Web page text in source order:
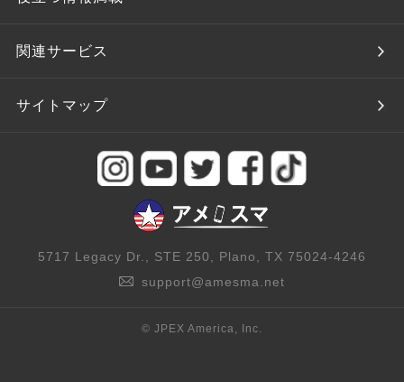
関連サービス
サイトマップ
5717 Legacy Dr., STE 250, Plano, TX 75024-4246
support@amesma.net
© JPEX America, Inc.